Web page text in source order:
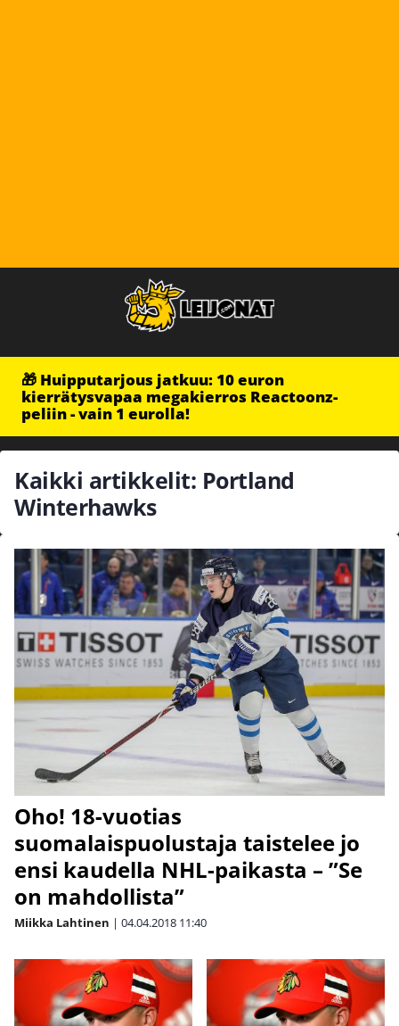
🎁 Huipputarjous jatkuu: 10 euron
kierrätysvapaa megakierros Reactoonz-
peliin - vain 1 eurolla!
Kaikki artikkelit: Portland
Winterhawks
Oho! 18-vuotias
suomalaispuolustaja taistelee jo
ensi kaudella NHL-paikasta – ”Se
on mahdollista”
Miikka Lahtinen | 04.04.2018 11:40